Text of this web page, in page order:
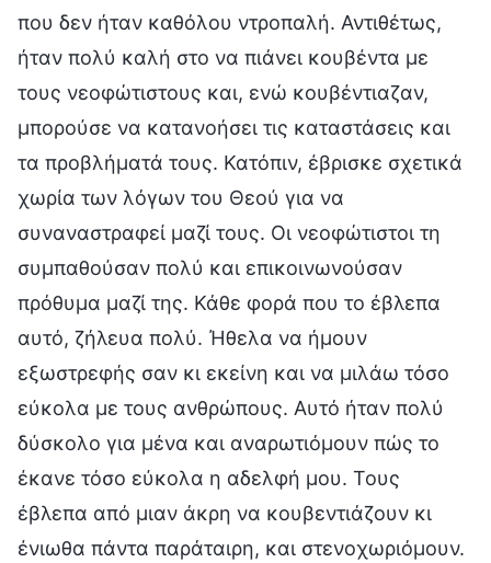
που δεν ήταν καθόλου ντροπαλή. Αντιθέτως,
ήταν πολύ καλή στο να πιάνει κουβέντα με
τους νεοφώτιστους και, ενώ κουβέντιαζαν,
μπορούσε να κατανοήσει τις καταστάσεις και
τα προβλήματά τους. Κατόπιν, έβρισκε σχετικά
χωρία των λόγων του Θεού για να
συναναστραφεί μαζί τους. Οι νεοφώτιστοι τη
συμπαθούσαν πολύ και επικοινωνούσαν
πρόθυμα μαζί της. Κάθε φορά που το έβλεπα
αυτό, ζήλευα πολύ. Ήθελα να ήμουν
εξωστρεφής σαν κι εκείνη και να μιλάω τόσο
εύκολα με τους ανθρώπους. Αυτό ήταν πολύ
δύσκολο για μένα και αναρωτιόμουν πώς το
έκανε τόσο εύκολα η αδελφή μου. Τους
έβλεπα από μιαν άκρη να κουβεντιάζουν κι
ένιωθα πάντα παράταιρη, και στενοχωριόμουν.